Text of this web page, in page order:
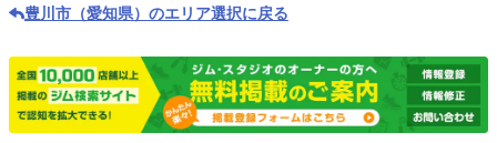
豊川市（愛知県）のエリア選択に戻る